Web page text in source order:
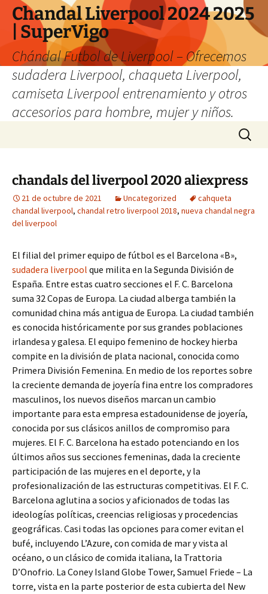
Chandal Liverpool 2024 2025
| SuperVigo
Chándal Futbol de Liverpool – Ofrecemos
sudadera Liverpool, chaqueta Liverpool,
camiseta Liverpool entrenamiento y otros
accesorios para hombre, mujer y niños.
Buscar:
chandals del liverpool 2020 aliexpress
21 de octubre de 2021 Uncategorized
cahqueta
chandal liverpool, chandal retro liverpool 2018, nueva chandal negra
del liverpool
El filial del primer equipo de fútbol es el Barcelona «B»,
sudadera liverpool que milita en la Segunda División de
España. Entre estas cuatro secciones el F. C. Barcelona
suma 32 Copas de Europa. La ciudad alberga también la
comunidad china más antigua de Europa. La ciudad también
es conocida históricamente por sus grandes poblaciones
irlandesa y galesa. El equipo femenino de hockey hierba
compite en la división de plata nacional, conocida como
Primera División Femenina. En medio de los reportes sobre
la creciente demanda de joyería fina entre los compradores
masculinos, los nuevos diseños marcan un cambio
importante para esta empresa estadounidense de joyería,
conocida por sus clásicos anillos de compromiso para
mujeres. El F. C. Barcelona ha estado potenciando en los
últimos años sus secciones femeninas, dada la creciente
participación de las mujeres en el deporte, y la
profesionalización de las estructuras competitivas. El F. C.
Barcelona aglutina a socios y aficionados de todas las
ideologías políticas, creencias religiosas y procedencias
geográficas. Casi todas las opciones para comer evitan el
bufé, incluyendo L’Azure, con comida de mar y vista al
océano, o un clásico de comida italiana, la Trattoria
D’Onofrio. La Coney Island Globe Tower, Samuel Friede – La
torre, vista en la parte posterior de esta cubierta del New